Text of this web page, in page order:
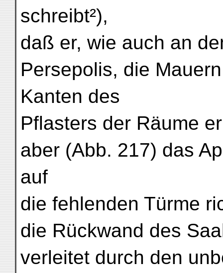
schreibt²),
daß er, wie auch an
Persepolis, die
Kanten des
Pflasters der Räume
aber (Abb. 217) das
auf
die fehlenden Türme
die Rückwand des
verleitet durch den